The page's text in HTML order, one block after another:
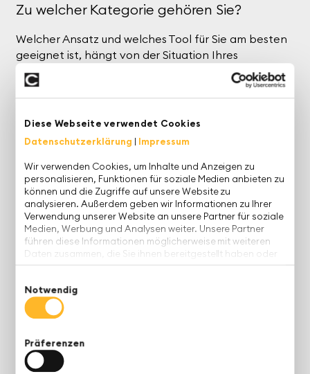
Diese Webseite verwendet Cookies
Datenschutzerklärung | Impressum
Wir verwenden Cookies, um Inhalte und Anzeigen zu
personalisieren, Funktionen für soziale Medien anbieten zu
können und die Zugriffe auf unsere Website zu
analysieren. Außerdem geben wir Informationen zu Ihrer
Verwendung unserer Website an unsere Partner für soziale
Medien, Werbung und Analysen weiter. Unsere Partner
führen diese Informationen möglicherweise mit weiteren
Daten zusammen, die Sie ihnen bereitgestellt haben oder
die sie im Rahmen Ihrer Nutzung der Dienste gesammelt
Notwendig
Präferenzen
Zu welcher Kategorie gehören Sie?
Welcher Ansatz und welches Tool für Sie am besten
geeignet ist, hängt von der Situation Ihres
Unternehmens und Ihren bisherigen
Planungsprozessen
ab. Klicken Sie einfach auf die
Kategorie, die am besten zu Ihnen passt und
erhalten Sie wertvolle Impulse für Ihr Planungs-
Projekt:
Typ 1: Umsetzung geplant
Sie haben bereits eine Planungslösung gefunden,
die nun richtig implementiert werden soll.
Type of Content